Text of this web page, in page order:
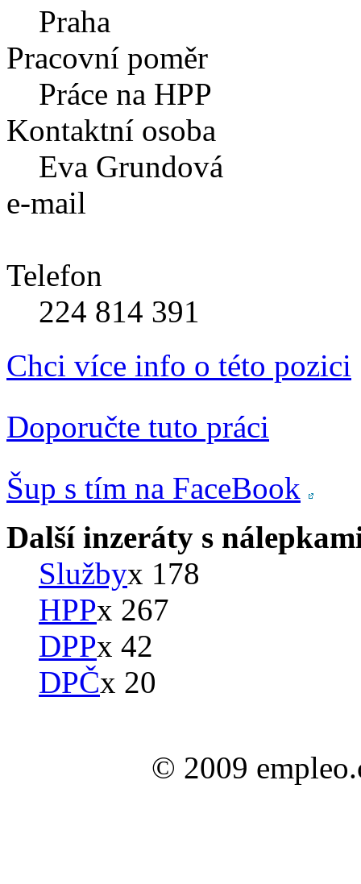
Praha
Pracovní poměr
Práce na HPP
Kontaktní osoba
Eva Grundová
e-mail
Telefon
224 814 391
Chci více info o této pozici
Doporučte tuto práci
Šup s tím na FaceBook
Další inzeráty s
Službyx 178
HPPx 267
DPPx 42
DPČx 20
© 2009